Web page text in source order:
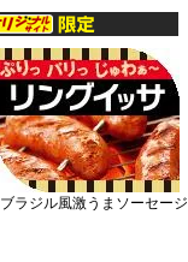
ブラジル風激うまソーセージ